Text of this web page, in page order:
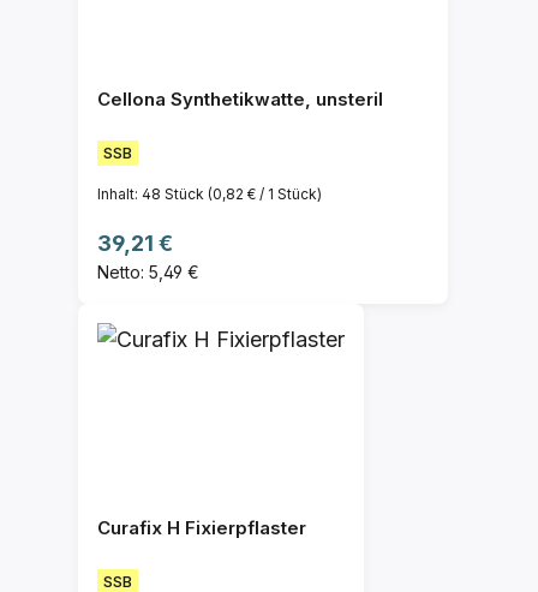
Cellona Synthetikwatte, unsteril
SSB
Inhalt: 48 Stück (0,82 € / 1 Stück)
Regulärer Preis:
39,21 €
Netto: 5,49 €
Curafix H Fixierpflaster
SSB